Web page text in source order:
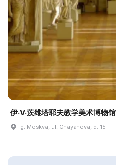
伊·V·茨维塔耶夫教学美术博物馆
g. Moskva, ul. Chayanova, d. 15